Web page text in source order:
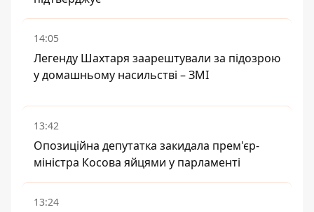
14:05
Легенду Шахтаря заарештували за підозрою
у домашньому насильстві – ЗМІ
13:42
Опозиційна депутатка закидала прем'єр-
міністра Косова яйцями у парламенті
13:24